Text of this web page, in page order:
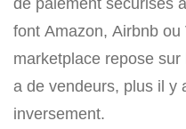
font Amazon, Airbnb ou
marketplace repose sur
a de vendeurs, plus il y
inversement.